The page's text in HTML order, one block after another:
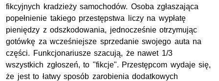
fikcyjnych kradzieży samochodów. Osoba zgłaszająca
popełnienie takiego przestępstwa liczy na wypłatę
pieniędzy z odszkodowania, jednocześnie otrzymując
gotówkę za wcześniejsze sprzedanie swojego auta na
części. Funkcjonariusze szacują, że nawet 1/3
wszystkich zgłoszeń, to "fikcje". Przestępcom wydaje się,
że jest to łatwy sposób zarobienia dodatkowych